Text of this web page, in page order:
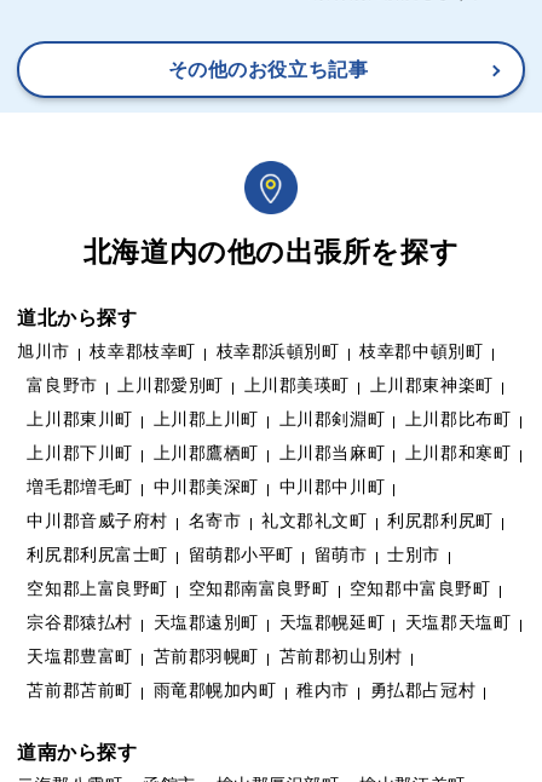
その他のお役立ち記事
北海道内の他の出張所を探す
道北から探す
旭川市 枝幸郡枝幸町 枝幸郡浜頓別町
枝幸郡中頓別町
富良野市
上川郡愛別町 上川郡美瑛町
上川郡東神楽町
上川郡東川町
上川郡上川町 上川郡剣淵町
上川郡比布町
上川郡下川町
上川郡鷹栖町 上川郡当麻町
上川郡和寒町
増毛郡増毛町
中川郡美深町
中川郡中川町
中川郡音威子府村
名寄市 礼文郡礼文町
利尻郡利尻町
利尻郡利尻富士町
留萌郡小平町 留萌市
士別市
空知郡上富良野町
空知郡南富良野町
空知郡中富良野町
宗谷郡猿払村
天塩郡遠別町 天塩郡幌延町
天塩郡天塩町
天塩郡豊富町
苫前郡羽幌町
苫前郡初山別村
苫前郡苫前町
雨竜郡幌加内町 稚内市 勇払郡占冠村
道南から探す